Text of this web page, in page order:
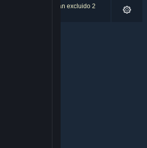
Steam Mobile
la búsqueda. Se han excluido 2